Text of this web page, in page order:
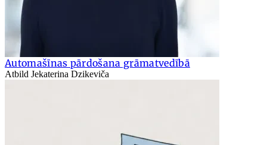
Automašīnas pārdošana grāmatvedībā
Atbild Jekaterina Dzikeviča